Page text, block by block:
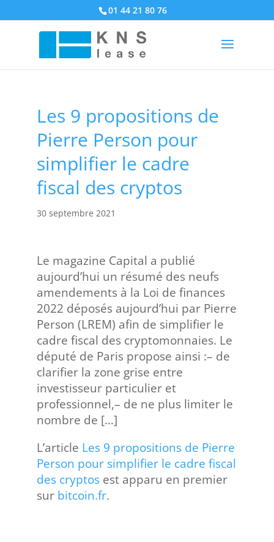
01 44 21 80 76
Les 9 propositions de
Pierre Person pour
simplifier le cadre
fiscal des cryptos
30 septembre 2021
Le magazine Capital a publié
aujourd’hui un résumé des neufs
amendements à la Loi de finances
2022 déposés aujourd’hui par Pierre
Person (LREM) afin de simplifier le
cadre fiscal des cryptomonnaies. Le
député de Paris propose ainsi :– de
clarifier la zone grise entre
investisseur particulier et
professionnel,– de ne plus limiter le
nombre de […]
L’article Les 9 propositions de Pierre
Person pour simplifier le cadre fiscal
des cryptosest apparu en premier
sur bitcoin.fr.